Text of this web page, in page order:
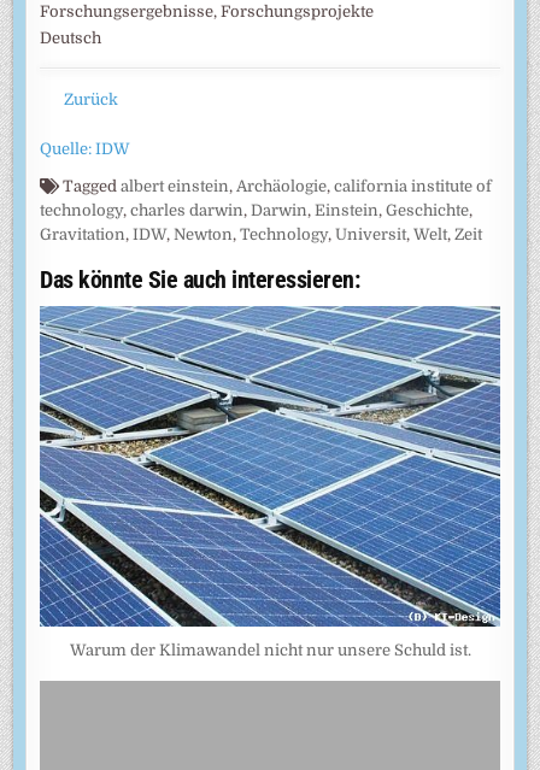
Forschungsergebnisse, Forschungsprojekte
Deutsch
Zurück
Quelle: IDW
Taggedalbert einstein,Archäologie,california institute of
technology,charles darwin,Darwin,Einstein,Geschichte,
Gravitation,IDW,Newton,Technology,Universit,Welt,Zeit
Das könnte Sie auch interessieren:
Warum der Klimawandel nicht nur unsere Schuld ist.